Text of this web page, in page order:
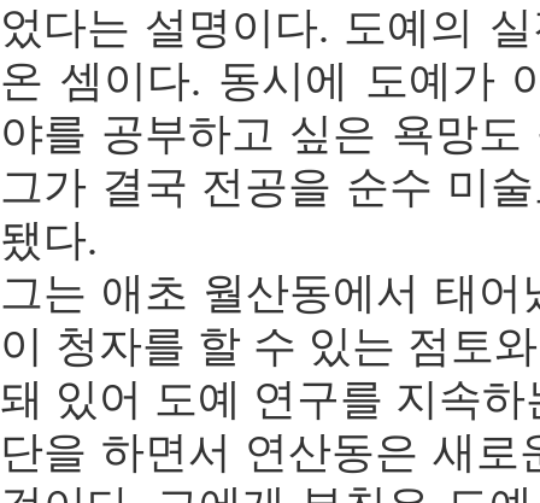
었다는 설명이다. 도예의
온 셈이다. 동시에 도예가
야를 공부하고 싶은 욕망도
그가 결국 전공을 순수 미
됐다.
그는 애초 월산동에서 태어
이 청자를 할 수 있는 점토
돼 있어 도예 연구를 지속
단을 하면서 연산동은 새로